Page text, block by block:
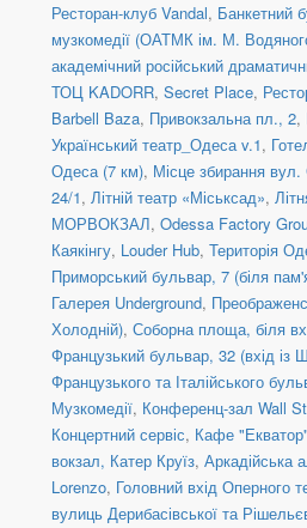
Ресторан-клуб Vandal, Банкетний
музкомедії (ОАТМК ім. М.
академічний російський
ТОЦ KADORR, Secret Place,
Barbell Baza, Привокзальна пл., 2,
Український театр_Одеса v.1,
Одеса (7 км), Місце збирання вул.
24/1, Літній театр «Міськсад»,
МОРВОКЗАЛ, Odessa Factory
Каякінгу, Louder Hub, Територія
Приморський бульвар, 7 (біля
Галерея Underground,
Холодній), Соборна площа, біля
Французький бульвар, 32 (вхід із
Французького та Італійського
Музкомедії, Конференц-зал Wall
Концертний сервіс, Кафе "Екватор"
вокзал, Катер Круїз, Аркадійська
Lorenzo, Головний вхід Оперного
вулиць Дерибасівської та